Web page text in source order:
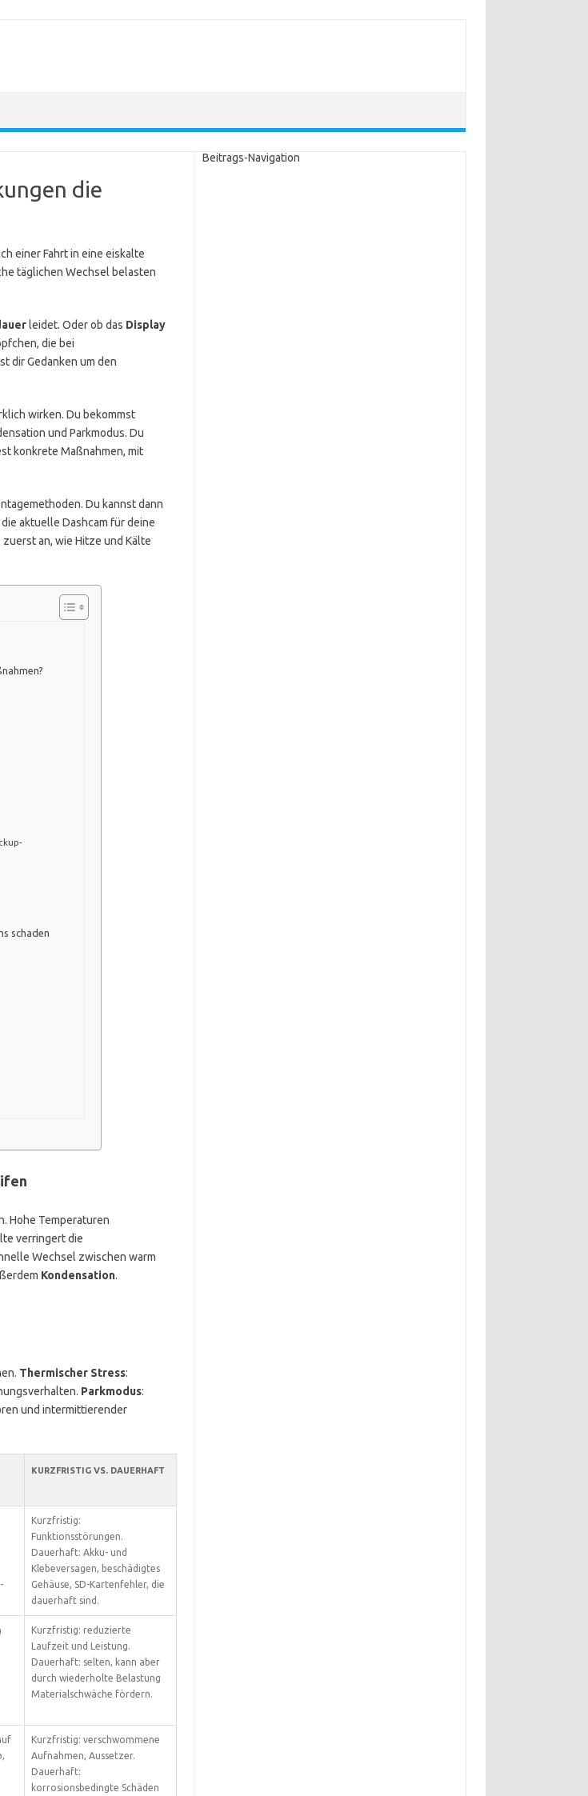
die
einer Fahrt in eine eiskalte
täglichen Wechsel belasten
leidet. Oder ob das Display
die bei
dir Gedanken um den
wirken. Du bekommst
und Parkmodus. Du
konkrete Maßnahmen, mit
Du kannst dann
aktuelle Dashcam für deine
an, wie Hitze und Kälte
schaden
Hohe Temperaturen
verringert die
Wechsel zwischen warm
Kondensation.
Thermischer Stress:
Parkmodus:
und intermittierender
KURZFRISTIG VS. DAUERHAFT
Kurzfristig:
Funktionsstörungen.
Dauerhaft: Akku- und
Klebeversagen, beschädigtes
Gehäuse, SD-Kartenfehler, die
dauerhaft sind.
Kurzfristig: reduzierte
Laufzeit und Leistung.
Dauerhaft: selten, kann aber
durch wiederholte Belastung
Materialschwäche fördern.
Kurzfristig: verschwommene
Aufnahmen, Aussetzer.
Dauerhaft:
korrosionsbedingte Schäden
Beitrags-Navigation